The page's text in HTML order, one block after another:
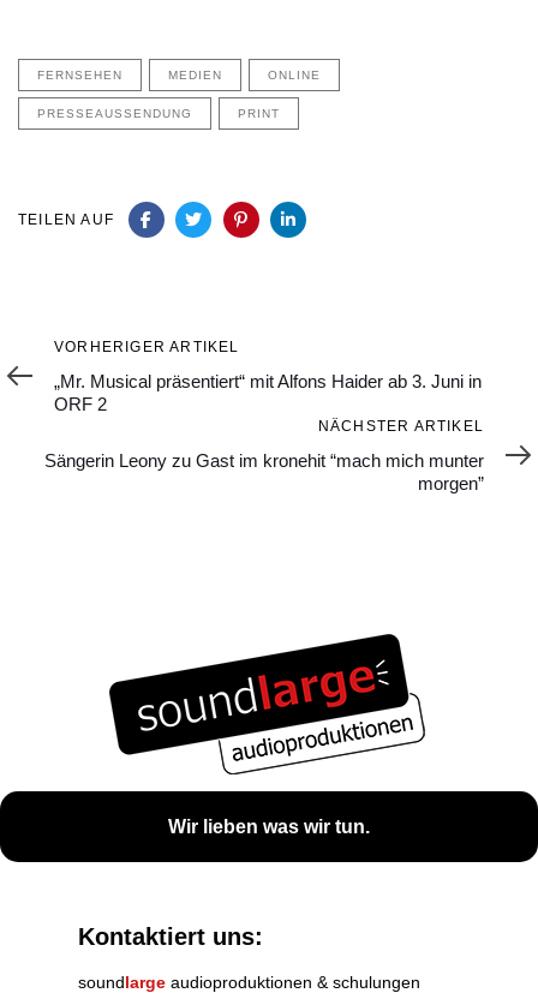
FERNSEHEN MEDIEN ONLINE
PRESSEAUSSENDUNG PRINT
TEILEN AUF
Vorheriger
Artikel
VORHERIGER ARTIKEL
„Mr. Musical präsentiert“ mit Alfons Haider ab 3. Juni in
ORF 2
Artikel
NÄCHSTER ARTIKEL
Sängerin Leony zu Gast im kronehit “mach mich munter
morgen”
Wir lieben was wir tun.
Kontaktiert uns:
soundlarge audioproduktionen & schulungen